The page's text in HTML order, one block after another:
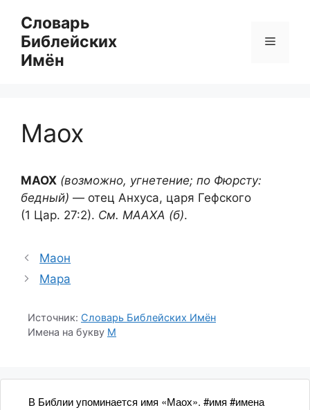
содержимому
Словарь
Библейских
Имён
Меню
Маох
МАОХ (возможно, угнетение; по Фюрсту:
бедный) — отец Анхуса, царя Гефского
(1 Цар. 27:2). См. МААХА (б).
Маон
Мара
Источник: Словарь Библейских Имён
Имена на букву М
В Библии упоминается имя «Маох». #имя #имена